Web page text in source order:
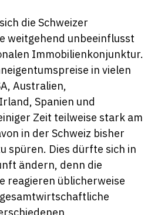
die Schweizer
weitgehend unbeeinflusst
Immobilienkonjunktur.
in vielen
Australien,
Spanien und
Zeit teilweise stark am
in der Schweiz bisher
spüren. Dies dürfte sich in
ändern, denn die
reagieren üblicherweise